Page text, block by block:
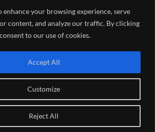
enhance your browsing experience, serve
content, and analyze our traffic. By clicking
to our use of cookies.
Customize
Reject All
Accept All
umetnički magazin